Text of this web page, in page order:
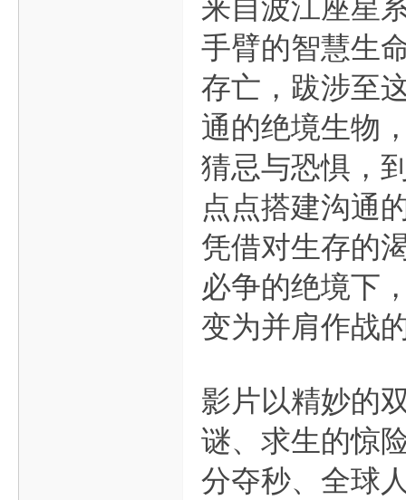
来自波江座星
手臂的智慧生
存亡，跋涉至
通的绝境生物
猜忌与恐惧，
点点搭建沟通
凭借对生存的
必争的绝境下
变为并肩作战
影片以精妙的
谜、求生的惊
分夺秒、全球